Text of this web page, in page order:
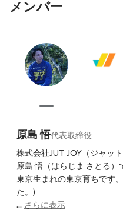
セスを目指して磨き続けて
その過程で、経営層と現
信頼関係が生まれています。
メンバー
原島 悟代表取締役
株式会社JUT JOY（ジャッ
原島 悟（はらじま さとる）
東京生まれの東京育ちです
た。)
... さらに表示